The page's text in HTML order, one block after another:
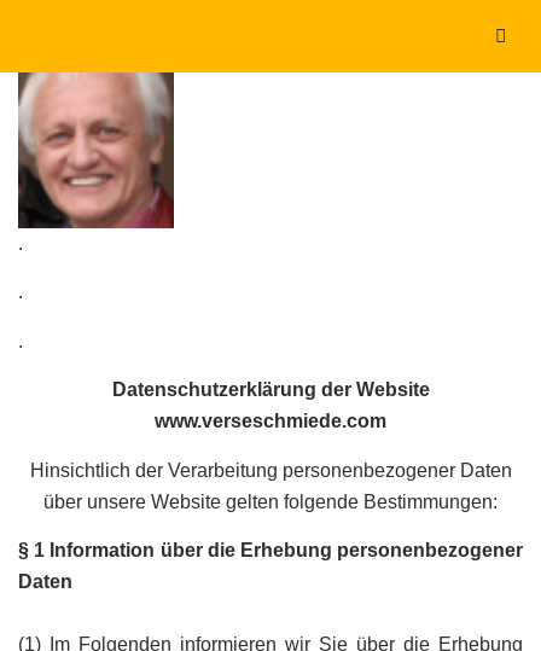
.
.
.
.
Datenschutzerklärung der Website
www.verseschmiede.com
Hinsichtlich der Verarbeitung personenbezogener Daten
über unsere Website gelten folgende Bestimmungen:
§ 1 Information über die Erhebung personenbezogener
Daten
(1) Im Folgenden informieren wir Sie über die Erhebung